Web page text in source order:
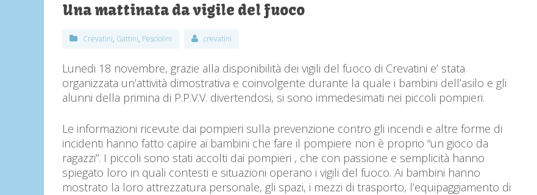
Una mattinata da vigile del fuoco
Crevatini, Gattini, Pesciolini crevatini
Lunedi 18 novembre, grazie alla disponibilità dei vigili del fuoco di Crevatini e’ stata
organizzata un’attività dimostrativa e coinvolgente durante la quale i bambini dell’asilo e gli
alunni della primina di P.P.V.V. divertendosi, si sono immedesimati nei piccoli pompieri.
Le informazioni ricevute dai pompieri sulla prevenzione contro gli incendi e altre forme di
incidenti hanno fatto capire ai bambini che fare il pompiere non è proprio “un gioco da
ragazzi”. I piccoli sono stati accolti dai pompieri , che con passione e semplicità hanno
spiegato loro in quali contesti e situazioni operano i vigili del fuoco. Ai bambini hanno
mostrato la loro attrezzatura personale, gli spazi, i mezzi di trasporto, l’equipaggiamento di